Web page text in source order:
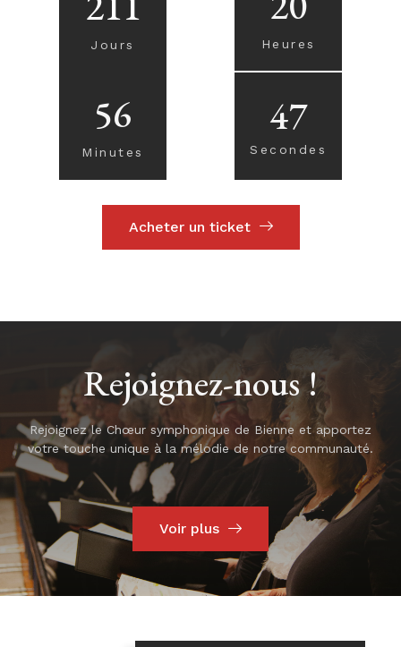
Jours Heures
56
Minutes
46
Secondes
Acheter un ticket
Rejoignez-nous !
Rejoignez le Chœur symphonique de Bienne et apportez
votre touche unique à la mélodie de notre communauté.
Voir plus